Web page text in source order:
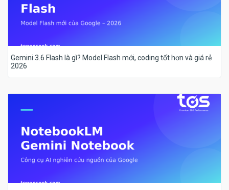
Gemini 3.6 Flash là gì? Model Flash mới, coding tốt hơn và giá rẻ
2026